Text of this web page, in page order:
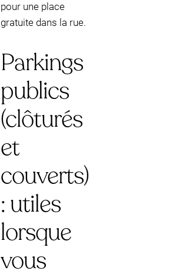
pour une place
gratuite dans la rue.
Parkings
publics
(clôturés
et
couverts)
: utiles
lorsque
vous